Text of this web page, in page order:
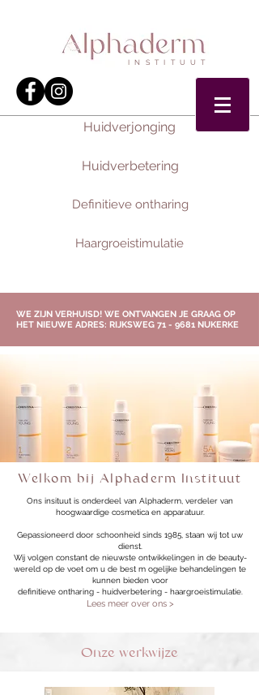
INSTITUUT
Huidverjonging
Huidverbetering
Definitieve ontharing
Haargroeistimulatie
WE ZIJN VERHUISD! WE ONTVANGEN JE GRAAG OP
HET NIEUWE ADRES: RIJKSWEG 71 - 9681 NUKERKE
Welkom bij Alphaderm Instituut
Ons insituut is onderdeel van Alphaderm, verdeler van
hoogwaardige cosmetica en apparatuur.
Gepassioneerd door schoonheid sinds 1985, staan wij tot uw
dienst.
Wij volgen constant de nieuwste ontwikkelingen in de beauty-
wereld op de voet om u de best m ogelijke behandelingen te
kunnen bieden voor
definitieve ontharing - huidverbetering - haargroeistimulatie.
Lees meer over ons >
Onze werkwijze